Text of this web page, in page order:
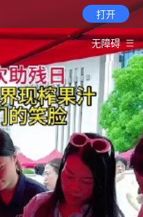
打开
无障碍